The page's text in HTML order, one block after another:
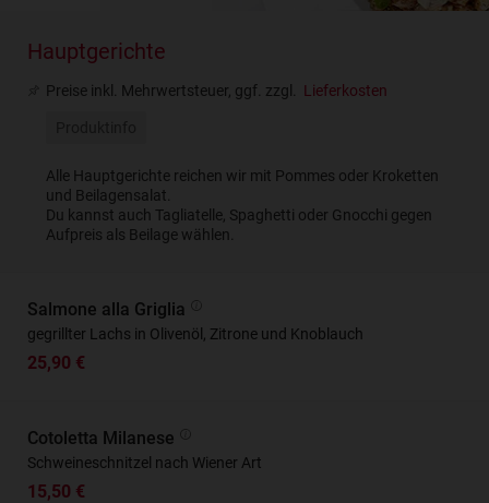
Hauptgerichte
Preise inkl. Mehrwertsteuer, ggf. zzgl. Lieferkosten
Alle Hauptgerichte reichen wir mit Pommes oder Kroketten
und Beilagensalat.
Du kannst auch Tagliatelle, Spaghetti oder Gnocchi gegen
Aufpreis als Beilage wählen.
Salmone alla Griglia
gegrillter Lachs in Olivenöl, Zitrone und Knoblauch
25,90 €
Cotoletta Milanese
Schweineschnitzel nach Wiener Art
15,50 €